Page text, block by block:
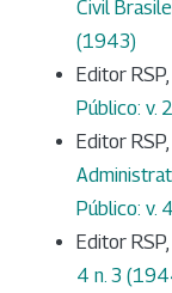
Civil
(1943)
Editor RSP,
Público: v.
Editor RSP,
Público: v.
Editor RSP,
4 n. 3